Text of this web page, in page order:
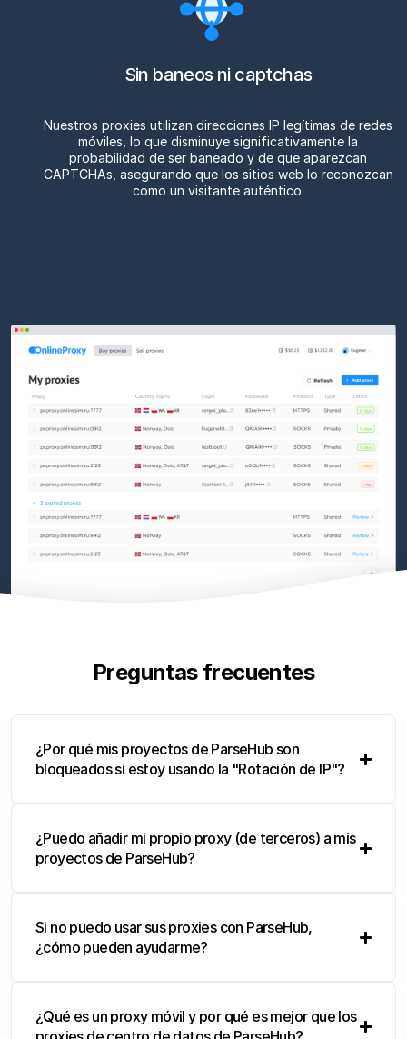
Sin baneos ni captchas
Nuestros proxies utilizan direcciones IP legítimas de redes
móviles, lo que disminuye significativamente la
probabilidad de ser baneado y de que aparezcan
CAPTCHAs, asegurando que los sitios web lo reconozcan
como un visitante auténtico.
Preguntas frecuentes
¿Por qué mis proyectos de ParseHub son
bloqueados si estoy usando la "Rotación de IP"?
¿Puedo añadir mi propio proxy (de terceros) a mis
proyectos de ParseHub?
Si no puedo usar sus proxies con ParseHub,
¿cómo pueden ayudarme?
¿Qué es un proxy móvil y por qué es mejor que los